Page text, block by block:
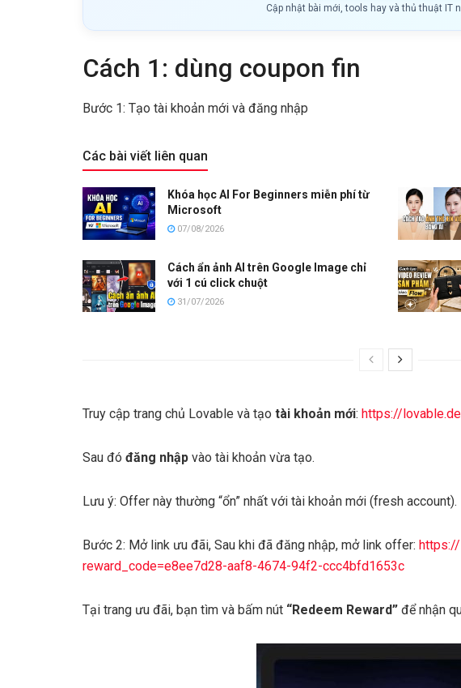
Cập nhật bài mới, tools hay và thủ thuật IT
Cách 1: dùng coupon fin
Bước 1: Tạo tài khoản mới và đăng nhập
Các bài viết liên quan
Khóa học AI For Beginners miễn phí từ
Microsoft
07/08/2026
Cách ẩn ảnh AI trên Google Image chỉ
với 1 cú click chuột
31/07/2026
Truy cập trang chủ Lovable và tạo tài khoản mới: https://
Sau đó đăng nhập vào tài khoản vừa tạo.
Lưu ý: Offer này thường “ổn” nhất với tài khoản mới (fresh account).
Bước 2: Mở link ưu đãi, Sau khi đã đăng nhập, mở link offer:
reward_code=e8ee7d28-aaf8-4674-94f2-ccc4bfd1653c
Tại trang ưu đãi, bạn tìm và bấm nút “Redeem Reward” để nhận